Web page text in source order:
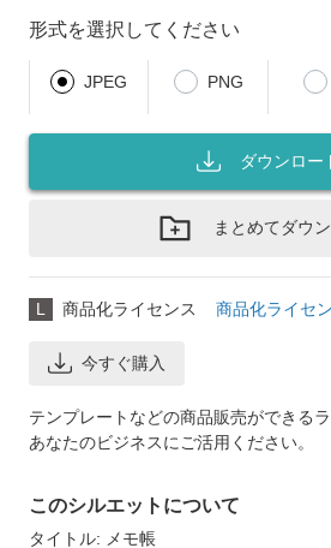
形式を選択してください
JPEG PNG
ダウンロー
まとめてダウ
L 商品化ライセンス 商品化ライセ
今すぐ購入
テンプレートなどの商品販売ができるラ
あなたのビジネスにご活用ください。
このシルエットについて
タイトル: メモ帳